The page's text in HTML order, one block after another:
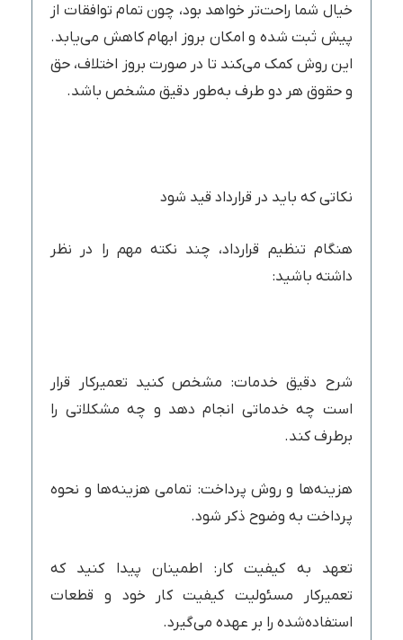
خیال شما راحت‌تر خواهد بود، چون تمام توافقات از
پیش ثبت شده و امکان بروز ابهام کاهش می‌یابد.
این روش کمک می‌کند تا در صورت بروز اختلاف، حق
و حقوق هر دو طرف به‌طور دقیق مشخص باشد.
نکاتی که باید در قرارداد قید شود
هنگام تنظیم قرارداد، چند نکته مهم را در نظر
داشته باشید:
شرح دقیق خدمات: مشخص کنید تعمیرکار قرار
است چه خدماتی انجام دهد و چه مشکلاتی را
برطرف کند.
هزینه‌ها و روش پرداخت: تمامی هزینه‌ها و نحوه
پرداخت به وضوح ذکر شود.
تعهد به کیفیت کار: اطمینان پیدا کنید که
تعمیرکار مسئولیت کیفیت کار خود و قطعات
استفاده‌شده را بر عهده می‌گیرد.